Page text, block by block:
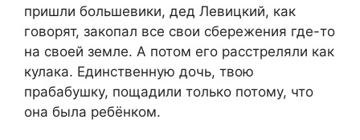
пришли большевики, дед Левицкий, как
говорят, закопал все свои сбережения где-то
на своей земле. А потом его расстреляли как
кулака. Единственную дочь, твою
прабабушку, пощадили только потому, что
она была ребёнком.